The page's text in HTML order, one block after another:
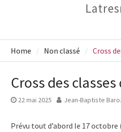
Home Non classé Cross
Cross des
22 mai 2025 Jean-Baptiste
Prévu tout d’abord le 17